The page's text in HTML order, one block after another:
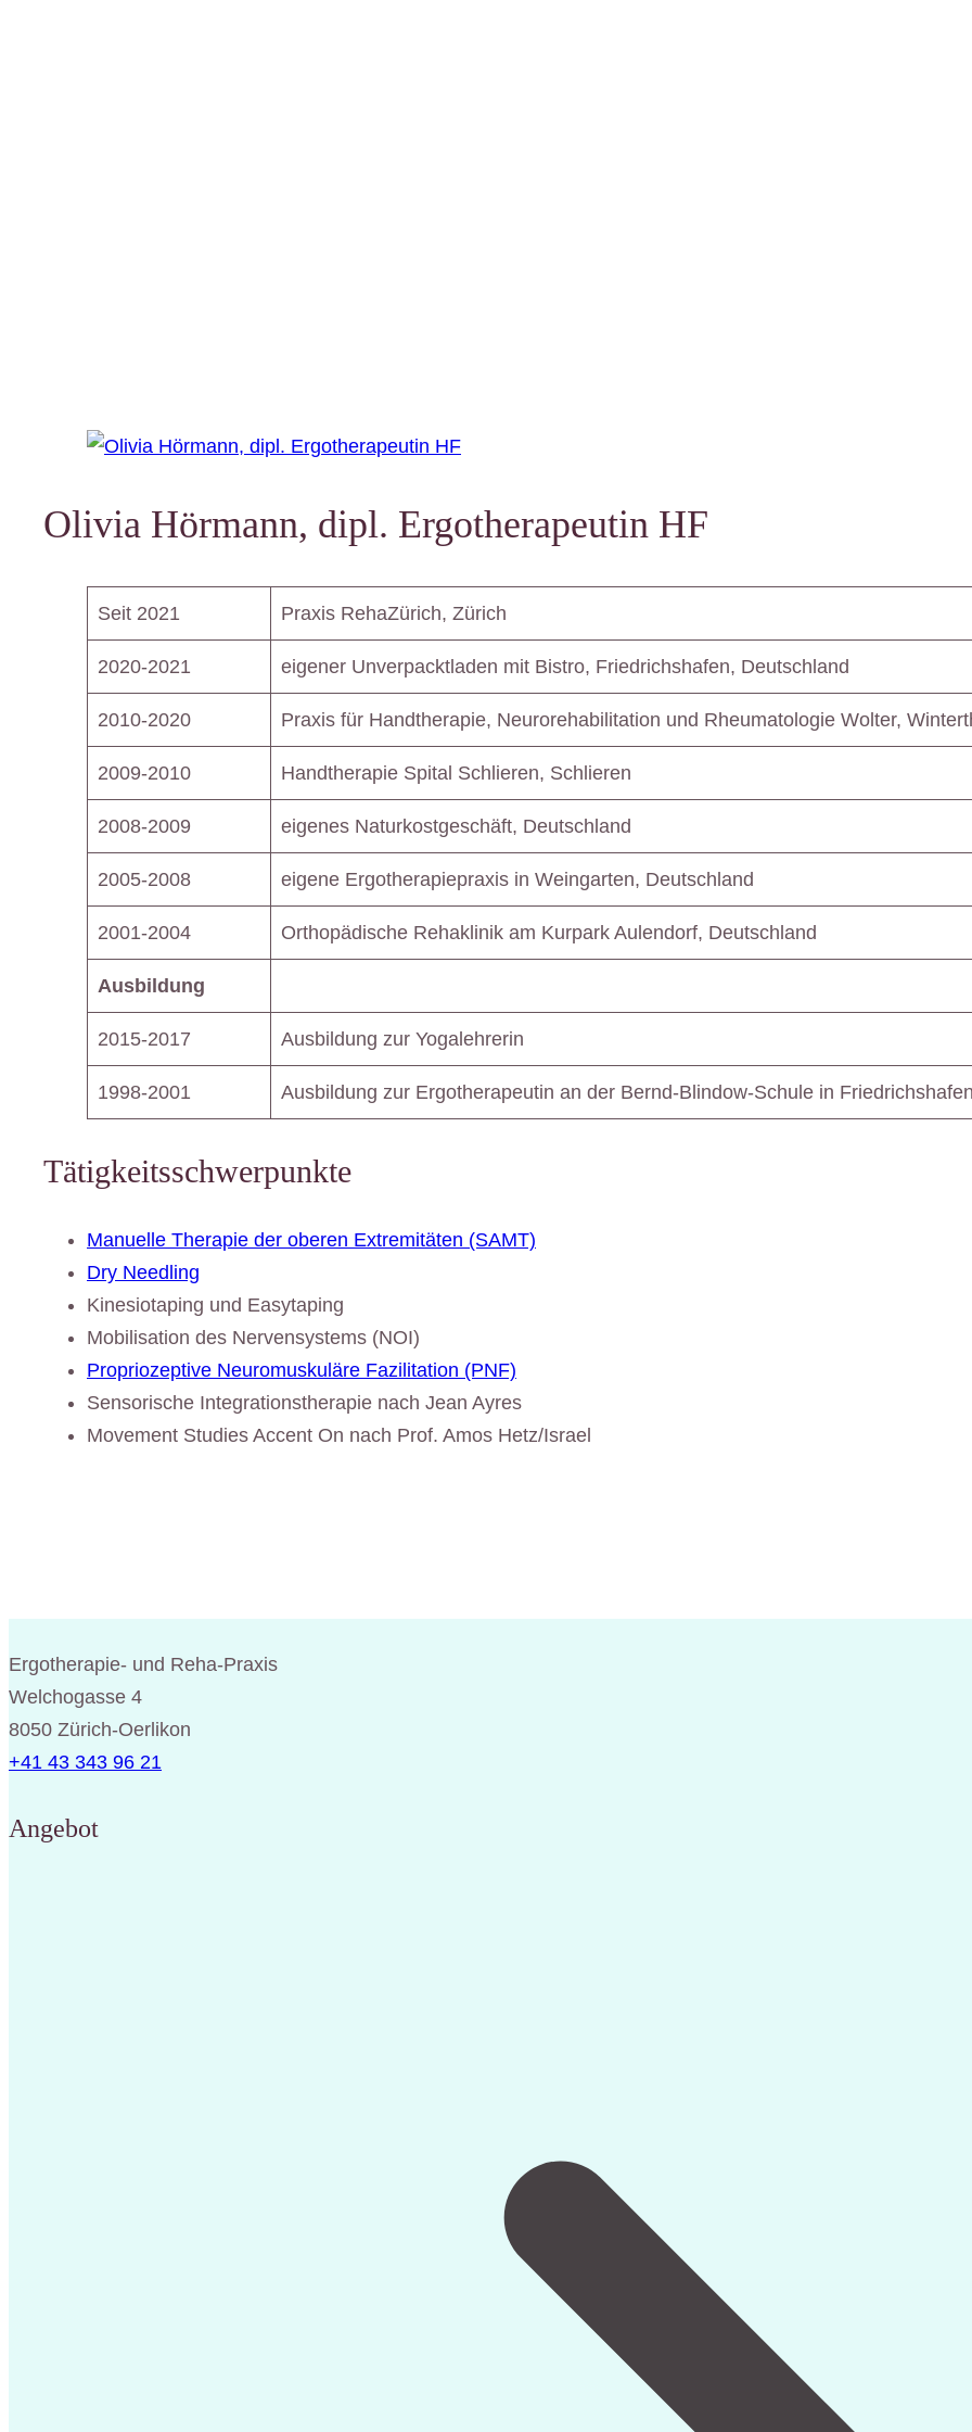
Olivia Hörmann, dipl. Ergotherapeutin HF
Seit 2021 Praxis RehaZürich, Zürich
2020-2021 eigener Unverpacktladen mit Bistro, Friedrichshafen, Deutschland
2010-2020 Praxis für Handtherapie, Neurorehabilitation und Rheumatologie Wolter,
2009-2010 Handtherapie Spital Schlieren, Schlieren
2008-2009 eigenes Naturkostgeschäft, Deutschland
2005-2008 eigene Ergotherapiepraxis in Weingarten, Deutschland
2001-2004 Orthopädische Rehaklinik am Kurpark Aulendorf, Deutschland
Ausbildung
2015-2017 Ausbildung zur Yogalehrerin
1998-2001 Ausbildung zur Ergotherapeutin an der Bernd-Blindow-Schule in
Tätigkeitsschwerpunkte
Manuelle Therapie der oberen Extremitäten (SAMT)
Dry Needling
Kinesiotaping und Easytaping
Mobilisation des Nervensystems (NOI)
Propriozeptive Neuromuskuläre Fazilitation (PNF)
Sensorische Integrationstherapie nach Jean Ayres
Movement Studies Accent On nach Prof. Amos Hetz/Israel
Ergotherapie- und Reha-Praxis
Welchogasse 4
8050 Zürich-Oerlikon
+41 43 343 96 21
Angebot